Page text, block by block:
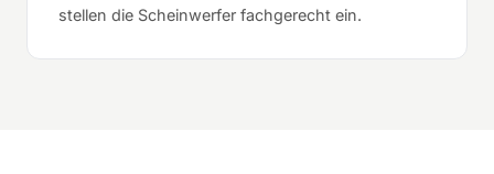
stellen die Scheinwerfer fachgerecht ein.